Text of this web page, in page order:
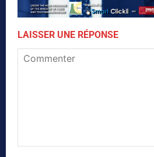
LAISSER UNE RÉPONSE